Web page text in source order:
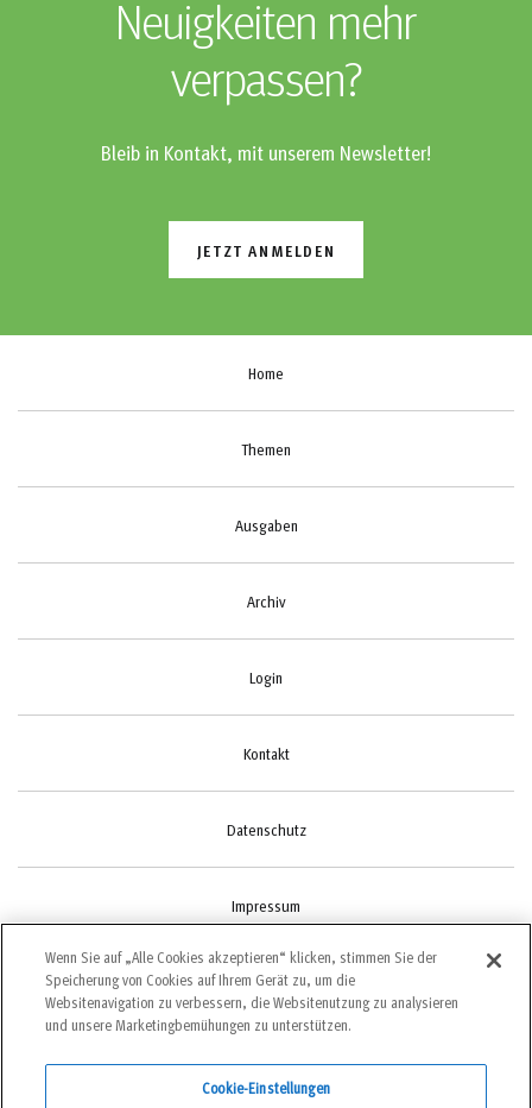
Neuigkeiten mehr
verpassen?
Bleib in Kontakt, mit unserem Newsletter!
JETZT ANMELDEN
Home
Themen
Ausgaben
Archiv
Login
Kontakt
Datenschutz
Impressum
Cookie-Einstellungen
Wenn Sie auf „Alle Cookies akzeptieren“ klicken, stimmen Sie der
Speicherung von Cookies auf Ihrem Gerät zu, um die
Websitenavigation zu verbessern, die Websitenutzung zu analysieren
und unsere Marketingbemühungen zu unterstützen.
Cookie-Einstellungen